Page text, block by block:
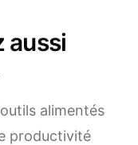
aussi
alimentés
productivité